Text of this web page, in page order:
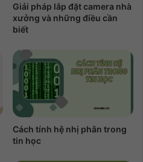
Giải pháp lắp đặt camera nhà
xưởng và những điều cần
biết
Cách tính hệ nhị phân trong
tin học